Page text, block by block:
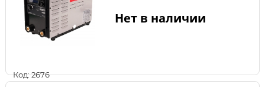
Код: 2676
Нет в наличии